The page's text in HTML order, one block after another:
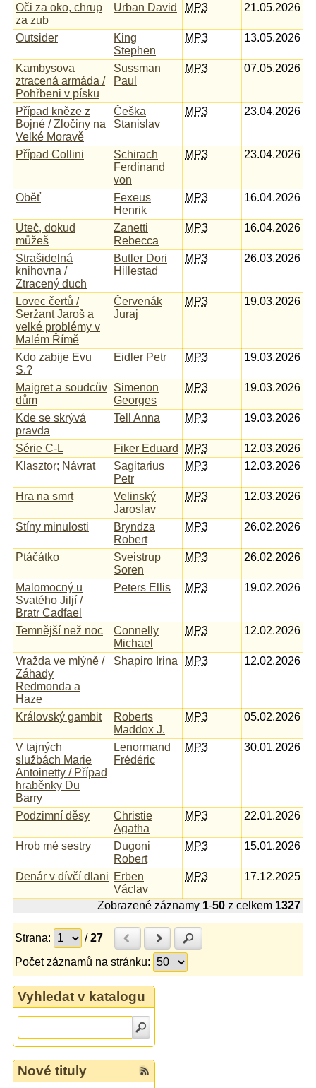
Oči za oko, chrup
za zub
Urban David MP3 21.05.2026
Outsider
King
Stephen
MP3 13.05.2026
Kambysova
ztracená armáda /
Pohřbeni v písku
Sussman
Paul
MP3 07.05.2026
Případ kněze z
Bojné / Zločiny na
Velké Moravě
Češka
Stanislav
MP3 23.04.2026
Případ Collini
Schirach
Ferdinand
von
MP3 23.04.2026
Oběť
Fexeus
Henrik
MP3 16.04.2026
Uteč, dokud
můžeš
Zanetti
Rebecca
MP3 16.04.2026
Strašidelná
knihovna /
Ztracený duch
Butler Dori
Hillestad
MP3 26.03.2026
Lovec čertů /
Seržant Jaroš a
velké problémy v
Malém Římě
Červenák
Juraj
MP3 19.03.2026
Kdo zabije Evu
S.?
Eidler Petr MP3 19.03.2026
Maigret a soudcův
dům
Simenon
Georges
MP3 19.03.2026
Kde se skrývá
pravda
Tell Anna MP3 19.03.2026
Série C-L Fiker Eduard MP3
12.03.2026
Klasztor; Návrat
Sagitarius
Petr
MP3 12.03.2026
Hra na smrt
Velinský
Jaroslav
MP3 12.03.2026
Stíny minulosti
Bryndza
Robert
MP3 26.02.2026
Ptáčátko
Sveistrup
Soren
MP3 26.02.2026
Malomocný u
Svatého Jiljí /
Bratr Cadfael
Peters Ellis MP3 19.02.2026
Temnější než noc
Connelly
Michael
MP3 12.02.2026
Vražda ve mlýně /
Záhady
Redmonda a
Haze
Shapiro Irina MP3 12.02.2026
Královský gambit
Roberts
Maddox J.
MP3 05.02.2026
V tajných
službách Marie
Antoinetty / Případ
hraběnky Du
Barry
Lenormand
Frédéric
MP3 30.01.2026
Podzimní děsy
Christie
Agatha
MP3 22.01.2026
Hrob mé sestry
Dugoni
Robert
MP3 15.01.2026
Denár v dívčí dlani Erben
Václav
MP3 17.12.2025
Zobrazené záznamy 1-50 z celkem 1327
Strana: /27 Předchozí
Další
Počet záznamů na stránku:
Vyhledat v katalogu
Nové tituly